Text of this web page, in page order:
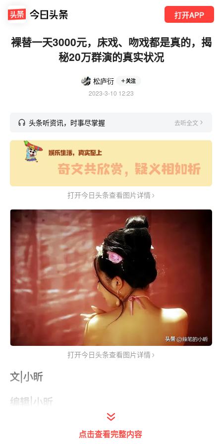
打开APP
裸替一天3000元，床戏、吻戏都是真的，揭
秘20万群演的真实状况
松庐衍 关注
2023-3-10 12:23
头条听资讯，时事尽掌握 去听全文
打开今日头条查看图片详情
打开今日头条查看图片详情
文|小昕
编辑|小昕
点击查看完整内容